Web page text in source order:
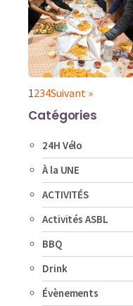
1234Suivant »
Catégories
24H Vélo
À la UNE
ACTIVITÉS
Activités ASBL
BBQ
Drink
Évènements